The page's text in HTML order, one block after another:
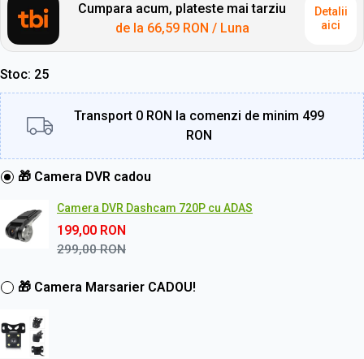
Cumpara acum, plateste mai tarziu
de la 66,59 RON / Luna
Detalii
aici
Stoc 25
Transport 0 RON la comenzi de minim 499
RON
🎁 Camera DVR cadou
Camera DVR Dashcam 720P cu ADAS
199,00 RON
299,00RON
🎁 Camera Marsarier CADOU!